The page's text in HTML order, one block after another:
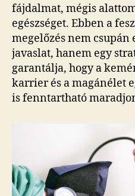
fájdalmat, mégis
egészséget. Ebben a
megelőzés nem csupán
javaslat, hanem egy
garantálja, hogy a
karrier és a magánélet
is fenntartható